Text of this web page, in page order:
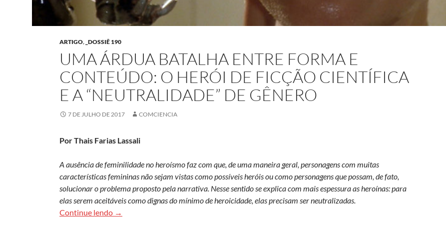
ARTIGO, _DOSSIÊ 190
UMA ÁRDUA BATALHA ENTRE FORMA E
CONTEÚDO: O HERÓI DE FICÇÃO CIENTÍFICA
E A “NEUTRALIDADE” DE GÊNERO
7 DE JULHO DE 2017 COMCIENCIA
Por Thais Farias Lassali
A ausência de feminilidade no heroísmo faz com que, de uma maneira geral, personagens com muitas
características femininas não sejam vistas como possíveis heróis ou como personagens que possam, de fato,
solucionar o problema proposto pela narrativa. Nesse sentido se explica com mais espessura as heroínas: para
elas serem aceitáveis como dignas do mínimo de heroicidade, elas precisam ser neutralizadas.
Continue lendo
Uma árdua batalha entre forma e conteúdo: o herói de ficção científica e a “neutralidade” de gênero
→